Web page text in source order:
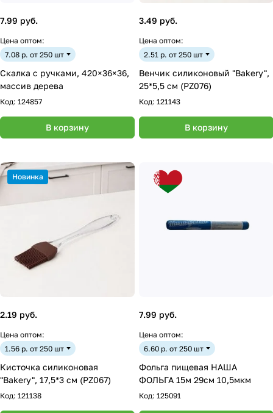
7.99 руб.
Цена оптом:
7.08 р. от 250 шт
Скалка с ручками, 420×36×36,
массив дерева
Код: 124857
В корзину
3.49 руб.
Цена оптом:
2.51 р. от 250 шт
Венчик силиконовый "Bakery",
25*5,5 см (PZ076)
Код: 121143
В корзину
Новинка
2.19 руб.
Цена оптом:
1.56 р. от 250 шт
Кисточка силиконовая
"Bakery", 17,5*3 см (PZ067)
Код: 121138
7.99 руб.
Цена оптом:
6.60 р. от 250 шт
Фольга пищевая НАША
ФОЛЬГА 15м 29см 10,5мкм
Код: 125091